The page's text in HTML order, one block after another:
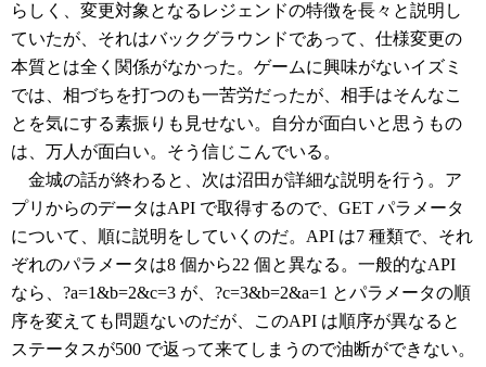
らしく、変更対象となるレジェンドの特徴を長々と説明し
ていたが、それはバックグラウンドであって、仕様変更の
本質とは全く関係がなかった。ゲームに興味がないイズミ
では、相づちを打つのも一苦労だったが、相手はそんなこ
とを気にする素振りも見せない。自分が面白いと思うもの
は、万人が面白い。そう信じこんでいる。
金城の話が終わると、次は沼田が詳細な説明を行う。ア
プリからのデータはAPI で取得するので、GET パラメータ
について、順に説明をしていくのだ。API は7 種類で、それ
ぞれのパラメータは8 個から22 個と異なる。一般的なAPI
なら、?a=1&b=2&c=3 が、?c=3&b=2&a=1 とパラメータの順
序を変えても問題ないのだが、このAPI は順序が異なると
ステータスが500 で返って来てしまうので油断ができない。